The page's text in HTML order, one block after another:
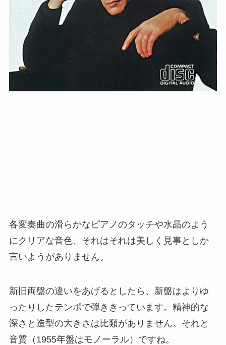
各変奏曲の滑らかなピアノのタッチや水晶のよう
にクリアな音色、それはそれは美しく見事としか
言いようがありません。
新旧両盤の違いをあげるとしたら、新盤はよりゆ
ったりしたテンポで弾ききっています。精神的な
深さと造型の大きさは比類がありません。それと
音質（1955年盤はモノーラル）ですね。